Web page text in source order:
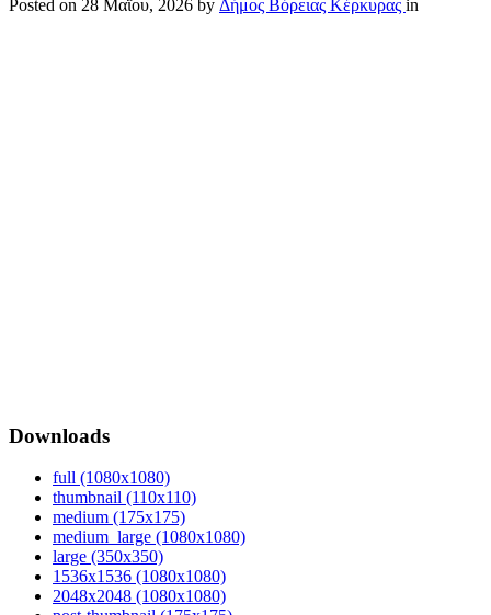
Posted on 28 Μαΐου, 2026 by Δήμος Βόρειας Κέρκυρας in
Downloads
full (1080x1080)
thumbnail (110x110)
medium (175x175)
medium_large (1080x1080)
large (350x350)
1536x1536 (1080x1080)
2048x2048 (1080x1080)